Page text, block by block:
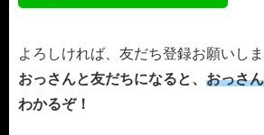
よろしければ、友だち登録お願いしま
おっさんと友だちになると、 おっさ
わかるぞ！